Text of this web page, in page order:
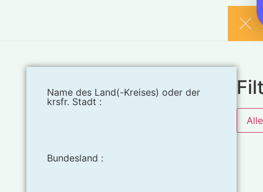
Name des Land(-Kreises) oder der
krsfr. Stadt :
Bundesland :